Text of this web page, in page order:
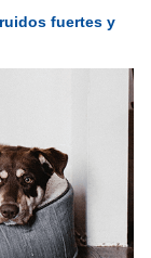
fuertes y